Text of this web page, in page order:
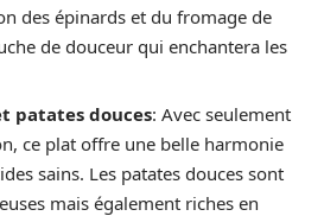
des épinards et du fromage de
de douceur qui enchantera les
patates douces: Avec seulement
ce plat offre une belle harmonie
sains. Les patates douces sont
mais également riches en